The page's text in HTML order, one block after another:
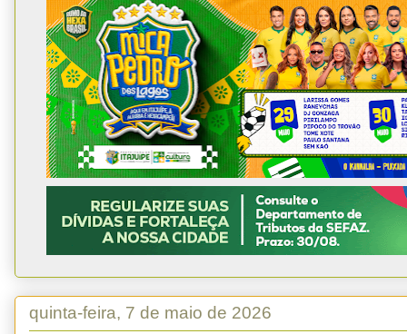
quinta-feira, 7 de maio de 2026